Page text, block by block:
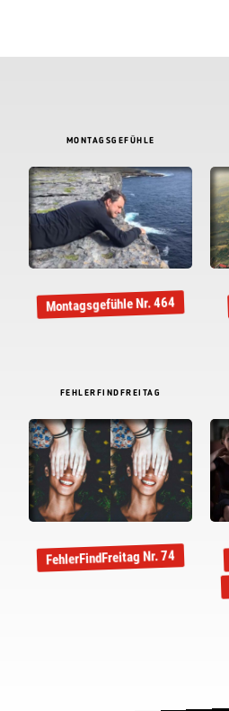
MONTAGSGEFÜHLE
Montagsgefühle Nr. 464
FEHLERFINDFREITAG
FehlerFindFreitag Nr. 74